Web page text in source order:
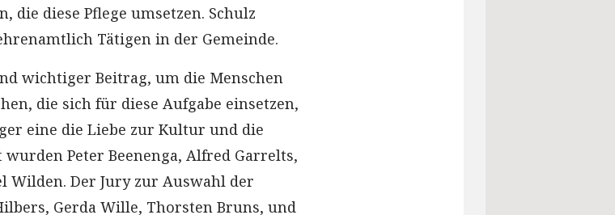
die diese Pflege umsetzen. Schulz
Tätigen in der Gemeinde.
wichtiger Beitrag, um die Menschen
die sich für diese Aufgabe einsetzen,
eine die Liebe zur Kultur und die
Peter Beenenga, Alfred Garrelts,
Wilden. Der Jury zur Auswahl der
Gerda Wille, Thorsten Bruns, und